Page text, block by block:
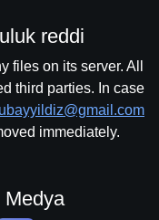
reddi
files on its server. All
third parties. In case
immediately.
Medya